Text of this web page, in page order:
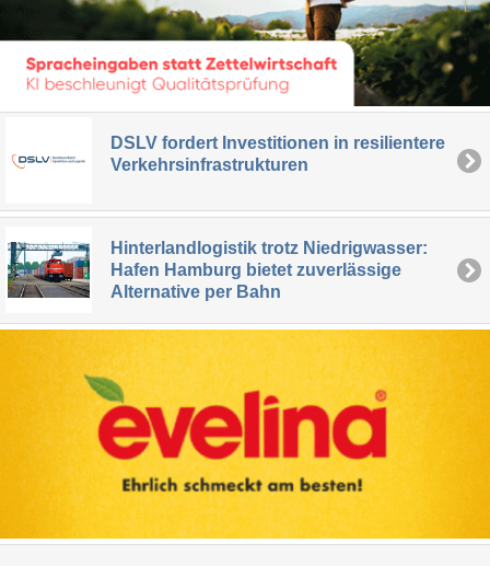
DSLV fordert Investitionen in resilientere
Verkehrsinfrastrukturen
Hinterlandlogistik trotz Niedrigwasser:
Hafen Hamburg bietet zuverlässige
Alternative per Bahn